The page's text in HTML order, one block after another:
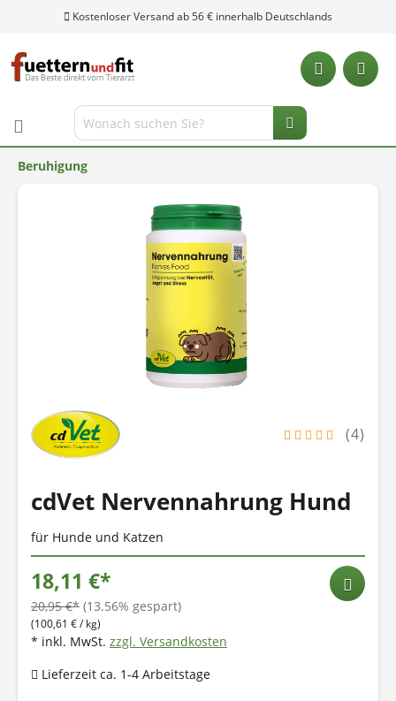
Kostenloser Versand ab 56 € innerhalb Deutschlands
Beruhigung
(4)
cdVet Nervennahrung Hund
für Hunde und Katzen
18,11 €*
20,95 €* (13.56% gespart)
(100,61 € / kg)
* inkl. MwSt. zzgl. Versandkosten
Lieferzeit ca. 1-4 Arbeitstage